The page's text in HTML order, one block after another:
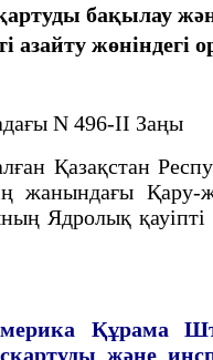
бақылау
жөнiндегi
N 496-ІІ Заңы
Қазақстан
жанындағы
Ядролық қауiптi
Құрама
және